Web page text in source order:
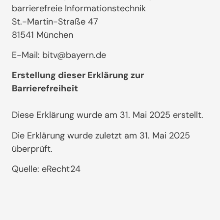
barrierefreie Informationstechnik
St.-Martin-Straße 47
81541 München
E-Mail: bitv@bayern.de
Erstellung dieser Erklärung zur
Barrierefreiheit
Diese Erklärung wurde am 31. Mai 2025 erstellt.
Die Erklärung wurde zuletzt am 31. Mai 2025
überprüft.
Quelle: eRecht24